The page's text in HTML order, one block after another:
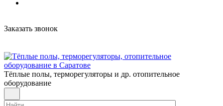
Заказать звонок
Тёплые полы, терморегуляторы и др. отопительное
оборудование